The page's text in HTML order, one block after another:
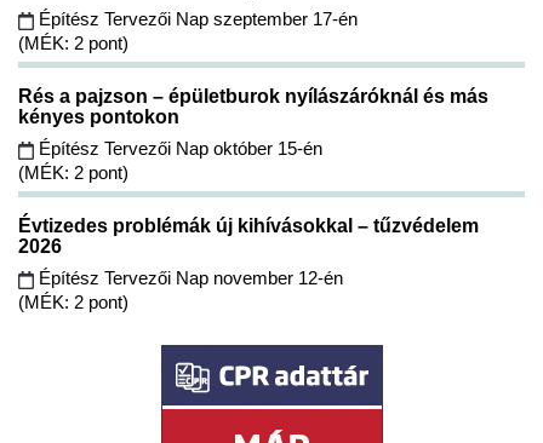
Építész Tervezői Nap szeptember 17-én
(MÉK: 2 pont)
Rés a pajzson – épületburok nyílászáróknál és más
kényes pontokon
Építész Tervezői Nap október 15-én
(MÉK: 2 pont)
Évtizedes problémák új kihívásokkal – tűzvédelem
2026
Építész Tervezői Nap november 12-én
(MÉK: 2 pont)